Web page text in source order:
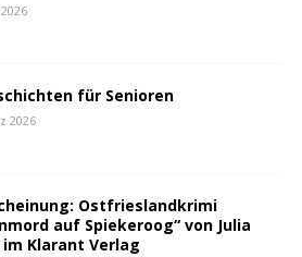
für Senioren
2026
Ostfrieslandkrimi
auf Spiekeroog“ von Julia
im Klarant Verlag